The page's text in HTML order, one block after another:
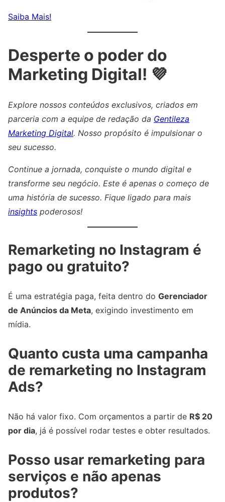
Saiba Mais!
Desperte o poder do
Marketing Digital! 💜
Explore nossos conteúdos exclusivos, criados em
parceria com a equipe de redação da Gentileza
Marketing Digital. Nosso propósito é impulsionar o
seu sucesso.
Continue a jornada, conquiste o mundo digital e
transforme seu negócio. Este é apenas o começo de
uma história de sucesso. Fique ligado para mais
insights poderosos!
Remarketing no Instagram é
pago ou gratuito?
É uma estratégia paga, feita dentro do Gerenciador
de Anúncios da Meta, exigindo investimento em
mídia.
Quanto custa uma campanha
de remarketing no Instagram
Ads?
Não há valor fixo. Com orçamentos a partir de R$ 20
por dia, já é possível rodar testes e obter resultados.
Posso usar remarketing para
serviços e não apenas
produtos?